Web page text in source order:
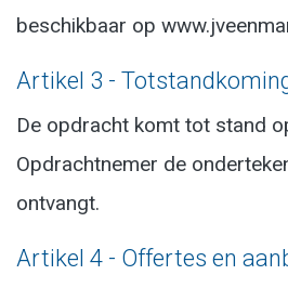
beschikbaar op
Artikel 3 -
De opdracht komt tot stand
Opdrachtnemer de
ontvangt.
Artikel 4 - Offertes en